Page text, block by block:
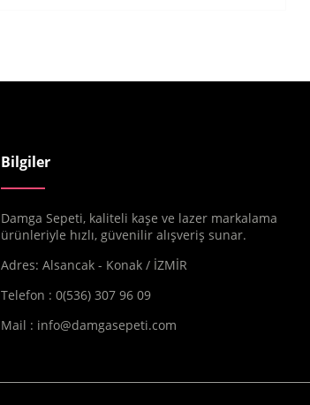
Bilgiler
Damga Sepeti, kaliteli kaşe ve lazer markalama
ürünleriyle hızlı, güvenilir alışveriş sunar.
Adres: Alsancak - Konak / İZMİR
Telefon : 0(536) 307 96 09
Mail : info@damgasepeti.com